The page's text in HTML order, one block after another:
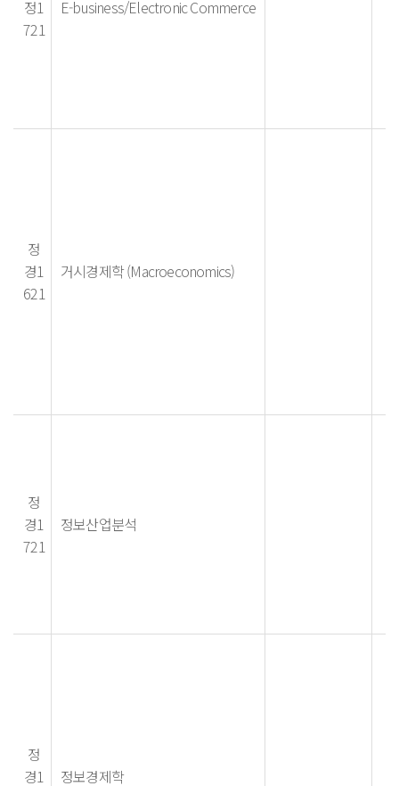
정1
721
E-business/Electronic Commerce
정
경1
621
거시경제학 (Macroeconomics)
정
경1
721
정보산업분석
정
경1
정보경제학